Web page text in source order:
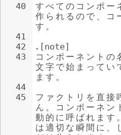
40
41
42
43
44
45
す べ て の コ ン ポ ー
作 ら れ る の で 、 コ
す 。
.[note]
コ ン ポ ー ネ ン ト の
文 字 で始 ま っ て い
ま す 。
フ ァ ク ト リ を 直 接
ん 。 コ ン ポ ー ネ ン
動 的 に 呼 ばれ ま す 。
は 適 切 な 瞬 間 に 、